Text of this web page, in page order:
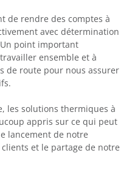
de rendre des comptes à
avec détermination
point important
ensemble et à
de route pour nous assurer
les solutions thermiques à
appris sur ce qui peut
lancement de notre
et le partage de notre